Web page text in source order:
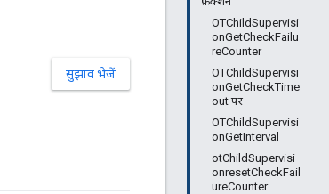
OTChildSupervisi
onGetCheckFailu
reCounter
OTChildSupervisi
onGetCheckTime
out पर
OTChildSupervisi
onGetInterval
otChildSupervisi
onresetCheckFail
ureCounter
सुझाव भेजें